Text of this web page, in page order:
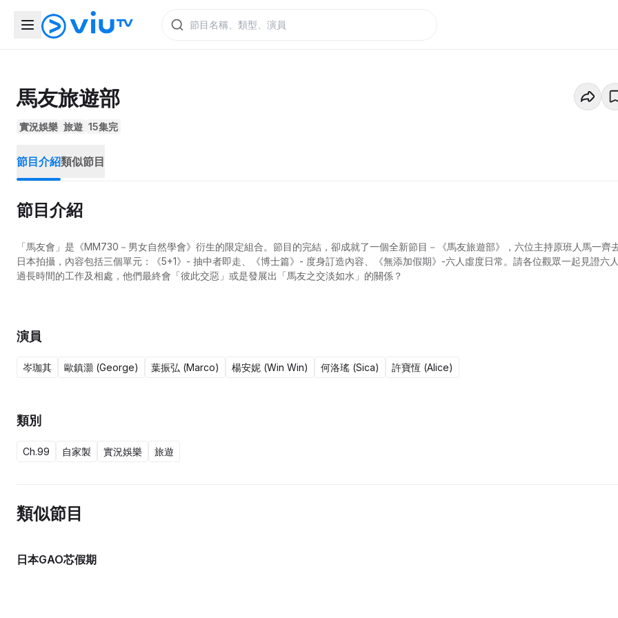
馬友旅遊部
實況娛樂 旅遊 15集完
節目介紹類似節目
節目介紹
「馬友會」是《MM730－男女自然學會》衍生的限定組合。節目的完結，卻成就了一個全新節目－《馬友旅遊部》，六位主持原班人馬一齊
日本拍攝，內容包括三個單元：《5+1》- 抽中者即走、《博士篇》- 度身訂造內容、《無添加假期》-六人虛度日常。請各位觀眾一起見證六
過長時間的工作及相處，他們最終會「彼此交惡」或是發展出「馬友之交淡如水」的關係？
演員
岑珈其 歐鎮灝 (George) 葉振弘 (Marco) 楊安妮 (Win Win) 何洛瑤 (Sica) 許寶恆 (Alice)
類別
Ch.99 自家製 實況娛樂 旅遊
類似節目
日本GAO芯假期